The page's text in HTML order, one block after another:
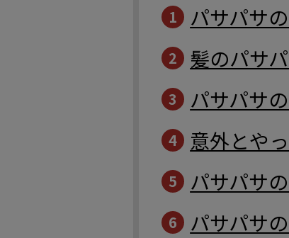
1 パサパサ
2 髪のパサ
3 パサパサ
4 意外とや
5 パサパサ
6 パサパサ